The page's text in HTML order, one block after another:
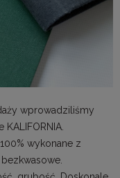
wprowadziliśmy
wykonane z